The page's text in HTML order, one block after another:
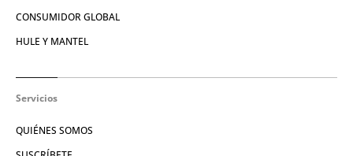
CONSUMIDOR GLOBAL
HULE Y MANTEL
Servicios
QUIÉNES SOMOS